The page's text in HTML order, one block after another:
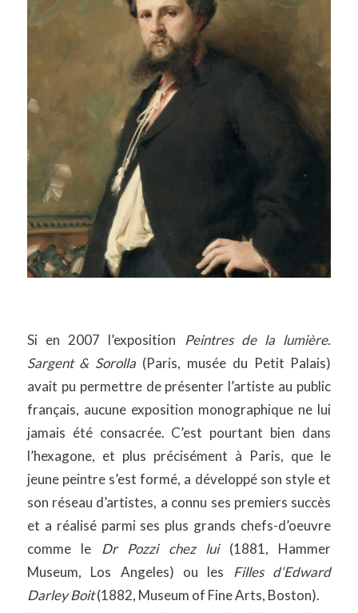
Si en 2007 l’exposition Peintres de la lumière.
Sargent & Sorolla (Paris, musée du Petit Palais)
avait pu permettre de présenter l’artiste au public
français, aucune exposition monographique ne lui
jamais été consacrée. C’est pourtant bien dans
l’hexagone, et plus précisément à Paris, que le
jeune peintre s’est formé, a développé son style et
son réseau d’artistes, a connu ses premiers succès
et a réalisé parmi ses plus grands chefs-d’oeuvre
comme le Dr Pozzi chez lui(1881, Hammer
Museum, Los Angeles) ou les Filles d’Edward
Darley Boit(1882, Museum of Fine Arts, Boston).